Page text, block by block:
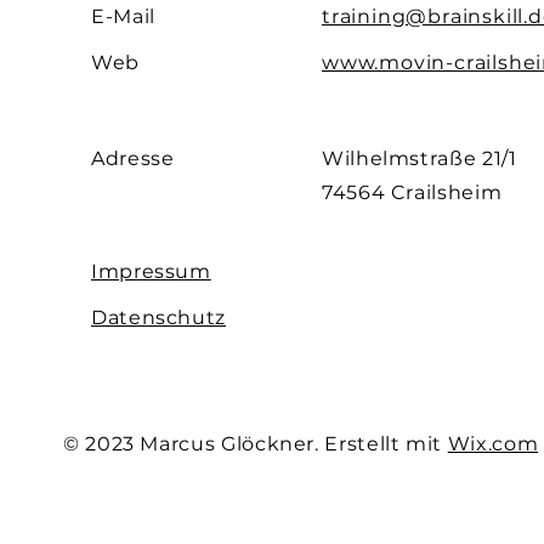
E-Mail
Web
Adresse
www.movin-
Wilhelmstraße 21/1
74564 Crailsheim
Impressum
Datenschutz
© 2023 Marcus Glöckner. Erstellt mit Wix.com